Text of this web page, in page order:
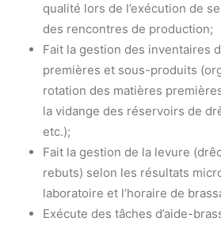
qualité lors de l’exécution de
des rencontres de production;
Fait la gestion des inventaires
premières et sous-produits
rotation des matières
la vidange des réservoirs de
etc.);
Fait la gestion de la levure
rebuts) selon les résultats
laboratoire et l’horaire de
Exécute des tâches d’aide-